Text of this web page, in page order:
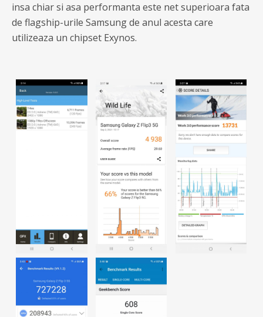
insa chiar si asa performanta este net superioara fata
de flagship-urile Samsung de anul acesta care
utilizeaza un chipset Exynos.